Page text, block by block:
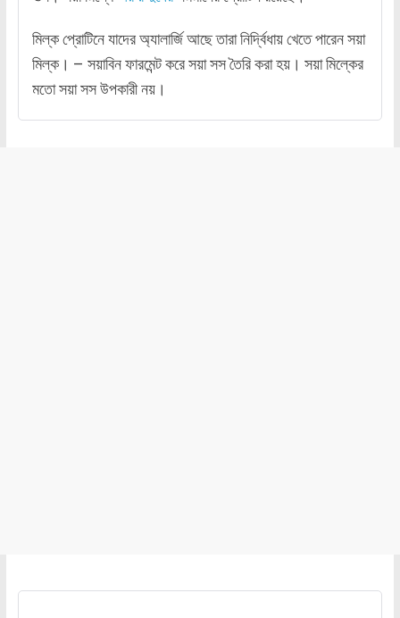
মিল্ক প্রোটিনে যাদের অ্যালার্জি আছে তারা নির্দ্বিধায় খেতে পারেন সয়া
মিল্ক। – সয়াবিন ফারমেন্ট করে সয়া সস তৈরি করা হয়। সয়া মিল্কের
মতো সয়া সস উপকারী নয়।